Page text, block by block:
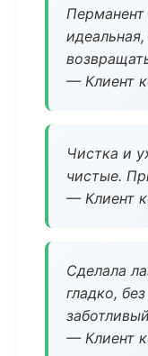
— Клиент
Чистка и
чистые.
— Клиент
Сделала
гладко,
— Клиент